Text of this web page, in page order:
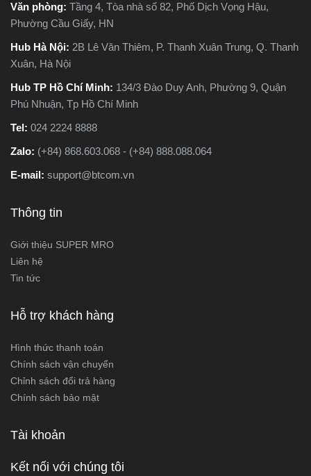
Văn phòng: Tầng 4, Tòa nhà số 82, Phố Dịch Vọng Hậu,
Phường Cầu Giấy, HN
Hub Hà Nội: 2B Lê Văn Thiêm, P. Thanh Xuân Trung, Q. Thanh
Xuân, Hà Nội
Hub TP Hồ Chí Minh: 134/3 Đào Duy Anh, Phường 9, Quận
Phú Nhuận, Tp Hồ Chí Minh
Tel: 024 2224 8888
Zalo: (+84) 868.603.068 - (+84) 888.088.064
E-mail: support@btcom.vn
Thông tin
Giới thiệu SUPER MRO
Liên hệ
Tin tức
Hỗ trợ khách hàng
Hình thức thanh toán
Chính sách vận chuyển
Chỉnh sách đổi trả hàng
Chính sách bảo mật
Tài khoản
Kết nối với chúng tôi